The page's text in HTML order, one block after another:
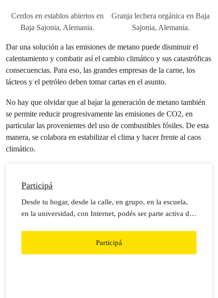
Cerdos en establos abiertos en
Baja Sajonia, Alemania.
Granja lechera orgánica en Baja
Sajonia, Alemania.
Dar una solución a las emisiones de metano puede disminuir el
calentamiento y combatir así el cambio climático y sus catastróficas
consecuencias. Para eso, las grandes empresas de la carne, los
lácteos y el petróleo deben tomar cartas en el asunto.
No hay que olvidar que al bajar la generación de metano también
se permite reducir progresivamente las emisiones de CO2, en
particular las provenientes del uso de combustibles fósiles. De esta
manera, se colabora en estabilizar el clima y hacer frente al caos
climático.
Participá
Desde tu hogar, desde la calle, en grupo, en la escuela,
en la universidad, con Internet, podés ser parte activa de
Participá